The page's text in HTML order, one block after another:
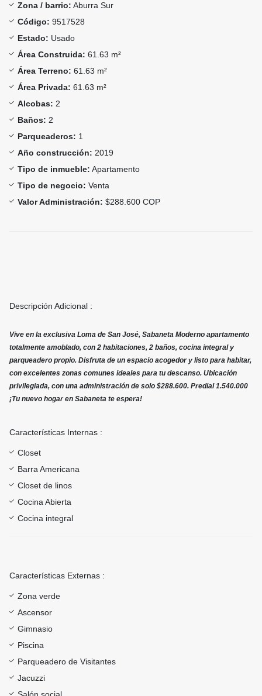
Zona / barrio: Aburra Sur
Código: 9517528
Estado: Usado
Área Construida: 61.63 m²
Área Terreno: 61.63 m²
Área Privada: 61.63 m²
Alcobas: 2
Baños: 2
Parqueaderos: 1
Año construcción: 2019
Tipo de inmueble: Apartamento
Tipo de negocio: Venta
Valor Administración: $288.600 COP
Descripción Adicional :
Vive en la exclusiva Loma de San José, Sabaneta Moderno apartamento
totalmente amoblado, con 2 habitaciones, 2 baños, cocina integral y
parqueadero propio. Disfruta de un espacio acogedor y listo para habitar,
con excelentes zonas comunes ideales para tu descanso. Ubicación
privilegiada, con una administración de solo $288.600. Predial 1.540.000
¡Tu nuevo hogar en Sabaneta te espera!
Características Internas :
Closet
Barra Americana
Closet de linos
Cocina Abierta
Cocina integral
Características Externas :
Zona verde
Ascensor
Gimnasio
Piscina
Parqueadero de Visitantes
Jacuzzi